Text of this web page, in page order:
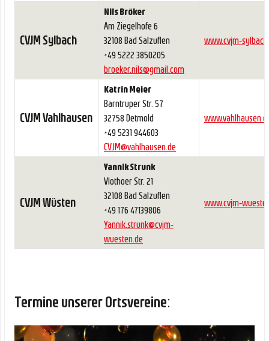
CVJM Sylbach
Nils Bröker
Am Ziegelhofe 6
32108 Bad Salzuflen
+49 5222 3850205
broeker.nils@gmail.com
www.cvjm-
CVJM Vahlhausen
Katrin Meier
Barntruper Str. 57
32758 Detmold
+49 5231 944603
CVJM@vahlhausen.de
CVJM Wüsten
Yannik Strunk
Vlothoer Str. 21
32108 Bad Salzuflen
+49 176 47139806
Yannik.strunk@cvjm-
wuesten.de
www.cvjm-
Termine unserer Ortsvereine: